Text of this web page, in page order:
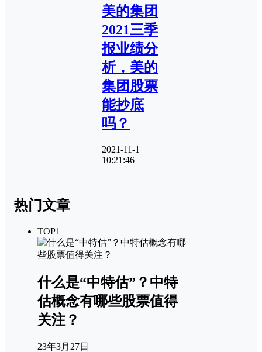
美的集团
2021三季
报业绩分
析，美的
集团股票
能抄底
吗？
2021-11-1
10:21:46
热门文章
TOP1
什么是“中特估”？中特
估概念有哪些股票值得
关注？
23年3月27日